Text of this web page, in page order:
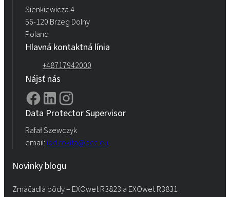
Rokopol® vTec 8860 (polyéterpolyol)
Sienkiewicza 4
56-120 Brzeg Dolny
Poland
Hlavná kontaktná línia
+48717942000
Nájsť nás
Data Protector Supervisor
Rafał Szewczyk
email: iod.rokita@pcc.eu
Novinky blogu
Zmáčadlá pôdy – EXOwet R3823 a EXOwet R3831